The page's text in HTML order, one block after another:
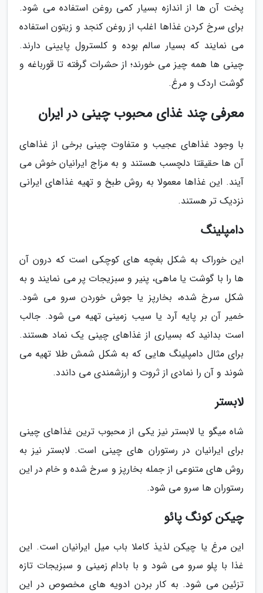
پخت آن ها از اندازه بسیار کمی روغن استفاده می شود.
برای سرخ کردن غذاها اغلب از روغن کنجد و زیتون استفاده
می نمایند که بسیار سالم بوده و کلسترول پایینی دارند.
چینی ها همه چیز می خورند؛ از حشرات گرفته تا قورباغه و
گوشت اردک و مرغ.
معرفی چند غذای محبوب چینی در ایران
با وجود غذاهای عجیب و متفاوت چینی برخی از غذاهای
آن ها حقیقتا دلچسب هستند و به مزاج ایرانیان خوش می
آیند. این غذاها معمولا به روش طبخ و تهیه غذاهای ایرانی
نزدیک تر هستند.
دامپلینگ
این خوراک به شکل بغچه های کوچکی است که درون آن
ها را با گوشت یا ماهی، پنیر و سبزیجات پر می نمایند و به
شکل سرخ شده، بخارپز یا جوش خوردن سرو می شود.
خمیر آن بر پایه آرد یا سیب زمینی تهیه می شود. جالب
است بدانید که بسیاری از غذاهای چینی یک نماد هستند.
برای مثال دامپلینگ هایی که به شکل شمش طلا تهیه می
شوند و آن را نمادی از ثروت و ارزشمندی می داندد.
لابستر
شاه میگو یا لابستر نیز یکی از محبوب ترین غذاهای چینی
برای ایرانیان در رستوران های چینی است. لابستر نیز به
روش های متنوعی از جمله بخارپز و سرخ شده و خام در این
رستوران ها سرو می شود.
چیکن کونگ پائو
این مرغ یا چیکن لذیذ کاملا باب میل ایرانیان است. این
غذا با پلو سرو می شود و با بادام زمینی و سبزیجات تازه
تزئین می شود. به کار بردن ادویه های مخصوص در این